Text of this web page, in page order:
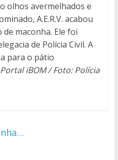
olhos avermelhados e
A.E.R.V. acabou
maconha. Ele foi
de Polícia Civil. A
para o pátio
Portal iBOM / Foto: Polícia